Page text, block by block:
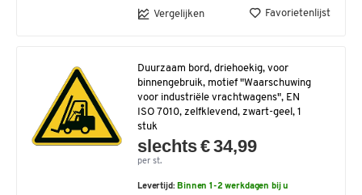
Vergelijken Favorietenlijst
Duurzaam bord, driehoekig, voor
binnengebruik, motief "Waarschuwing
voor industriële vrachtwagens", EN
ISO 7010, zelfklevend, zwart-geel, 1
stuk
slechts € 34,99
per st.
Levertijd:Binnen 1-2 werkdagen bij u